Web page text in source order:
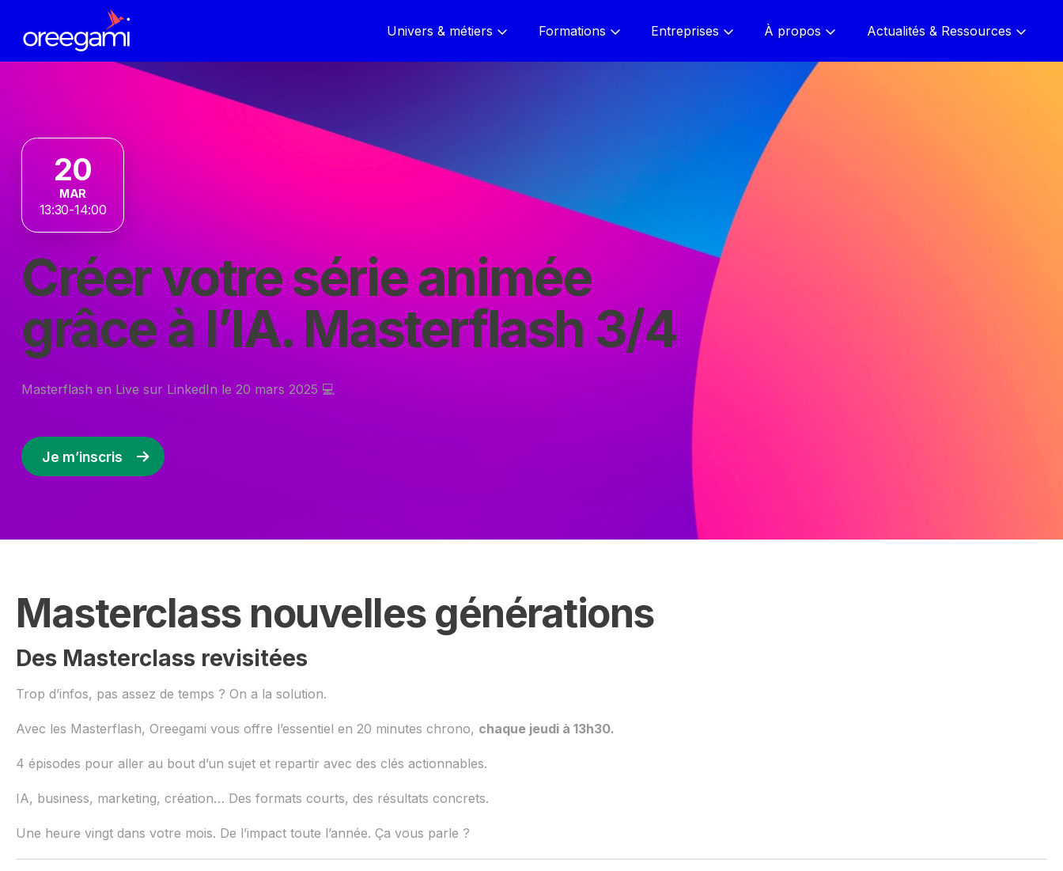
Univers & métiers Formations Entreprises À propos Actualités & Ressources
20
MAR
13:30-14:00
Créer votre série animée
grâce à l’IA. Masterflash 3/4
Masterflash en Live sur LinkedIn le 20 mars 2025 💻
Je m’inscris
Masterclass nouvelles générations
Des Masterclass revisitées
Trop d’infos, pas assez de temps ? On a la solution.
Avec les Masterflash, Oreegami vous offre l’essentiel en 20 minutes chrono, chaque jeudi à 13h30.
4 épisodes pour aller au bout d’un sujet et repartir avec des clés actionnables.
IA, business, marketing, création… Des formats courts, des résultats concrets.
Une heure vingt dans votre mois. De l’impact toute l’année. Ça vous parle ?